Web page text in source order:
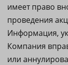
имеет право
проведения
Информация,
Компания
или